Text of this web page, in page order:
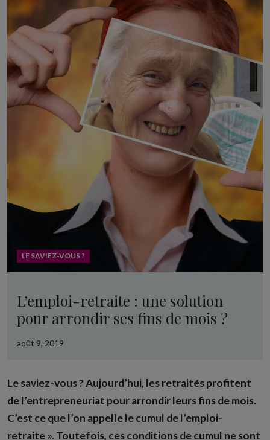
LE SAVIEZ-VOUS ?
L’emploi-retraite : une solution
pour arrondir ses fins de mois ?
août 9, 2019
Le saviez-vous ? Aujourd’hui, les retraités profitent
de l’entrepreneuriat pour arrondir leurs fins de mois.
C’est ce que l’on appelle le cumul de l’emploi-
retraite ». Toutefois, ces conditions de cumul ne sont